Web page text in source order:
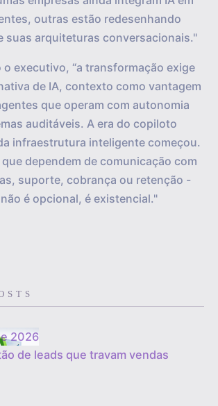
outras estão redesenhando
suas arquiteturas conversacionais."
executivo, “a transformação exige
de IA, contexto como vantagem
que operam com autonomia
auditáveis. A era do copiloto
infraestrutura inteligente começou.
que dependem de comunicação com
suporte, cobrança ou retenção -
é opcional, é existencial."
2026
de leads que travam vendas